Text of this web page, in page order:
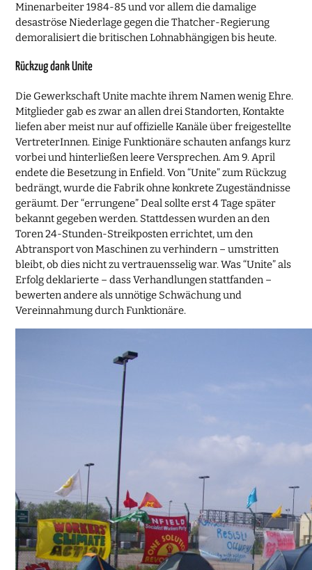
Minenarbeiter 1984-85 und vor allem die damalige
desaströse Niederlage gegen die Thatcher-Regierung
demoralisiert die britischen Lohnabhängigen bis heute.
Rückzug dank Unite
Die Gewerkschaft Unite machte ihrem Namen wenig Ehre.
Mitglieder gab es zwar an allen drei Standorten, Kontakte
liefen aber meist nur auf offizielle Kanäle über freigestellte
VertreterInnen. Einige Funktionäre schauten anfangs kurz
vorbei und hinterließen leere Versprechen. Am 9. April
endete die Besetzung in Enfield. Von “Unite” zum Rückzug
bedrängt, wurde die Fabrik ohne konkrete Zugeständnisse
geräumt. Der “errungene” Deal sollte erst 4 Tage später
bekannt gegeben werden. Stattdessen wurden an den
Toren 24-Stunden-Streikposten errichtet, um den
Abtransport von Maschinen zu verhindern – umstritten
bleibt, ob dies nicht zu vertrauensselig war. Was “Unite” als
Erfolg deklarierte – dass Verhandlungen stattfanden –
bewerten andere als unnötige Schwächung und
Vereinnahmung durch Funktionäre.